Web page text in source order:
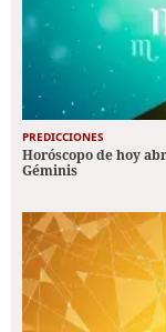
PREDICCIONES
Horóscopo de hoy
Géminis